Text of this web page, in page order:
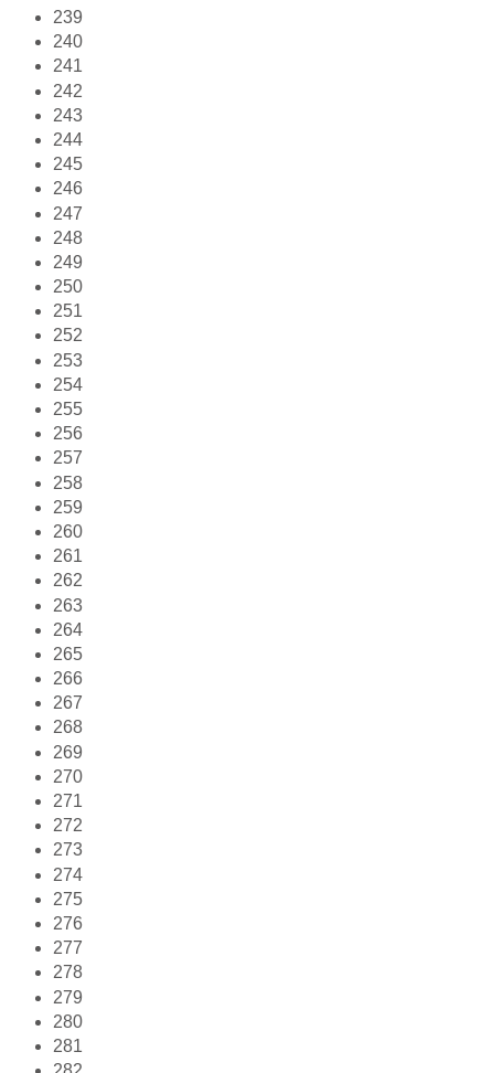
239
240
241
242
243
244
245
246
247
248
249
250
251
252
253
254
255
256
257
258
259
260
261
262
263
264
265
266
267
268
269
270
271
272
273
274
275
276
277
278
279
280
281